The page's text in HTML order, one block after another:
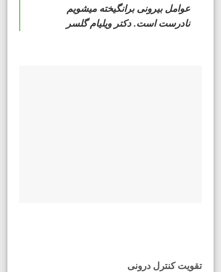
عوامل بیرونی برانگیخته میشویم
نادرست است. دکتر ویلیام گلسر
تقویت کنترل درونی